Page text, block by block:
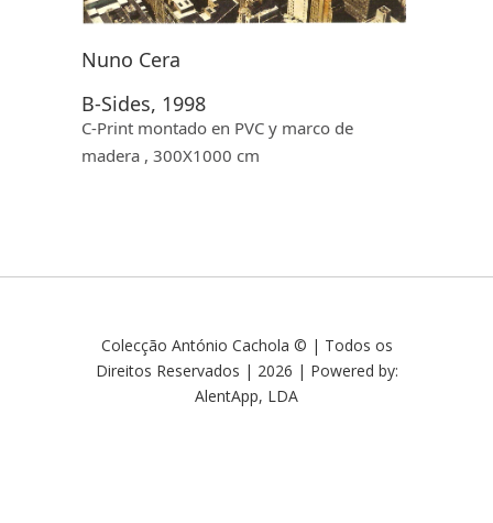
Nuno Cera
B-Sides, 1998
C-Print montado en PVC y marco de
madera , 300X1000 cm
Colecção António Cachola © | Todos os
Direitos Reservados | 2026 | Powered by:
AlentApp, LDA